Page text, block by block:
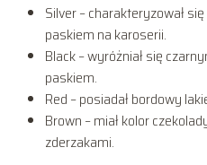
Silver – charakteryzował
paskiem na karoserii.
Black – wyróżniał się
paskiem.
Red – posiadał bordowy
Brown – miał kolor
zderzakami.